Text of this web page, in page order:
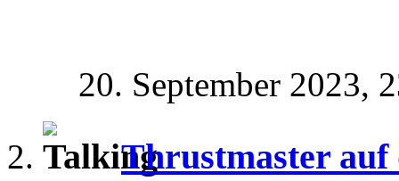
20. September 2023,
Thrustmaster